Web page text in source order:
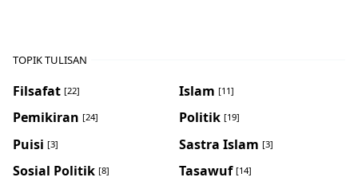
TOPIK TULISAN
Filsafat [22] Islam [11]
Pemikiran [24] Politik [19]
Puisi [3] Sastra Islam [3]
Sosial Politik [8] Tasawuf [14]